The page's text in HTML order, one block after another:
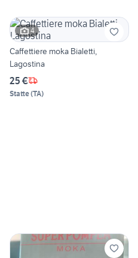
4
Caffettiere moka Bialetti,
Lagostina
25 €
Statte(TA)